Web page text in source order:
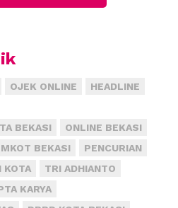
agar tidak berpotensi
OJEK ONLINE
HEADLINE
BEKASI
ONLINE BEKASI
BEKASI
PENCURIAN
KOTA
TRI ADHIANTO
KARYA